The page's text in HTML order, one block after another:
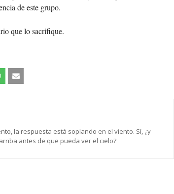
de este grupo.
que lo sacrifique.
la respuesta está soplando en el viento. Sí, ¿y
antes de que pueda ver el cielo?